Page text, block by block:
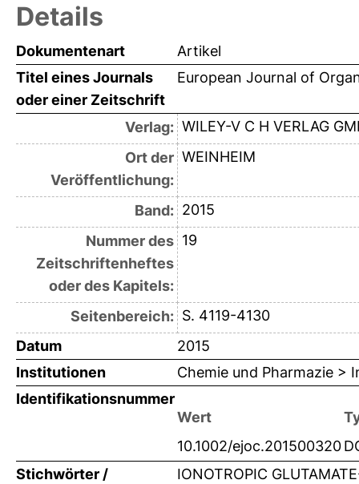
Details
Dokumentenart
Artikel
Titel eines Journals
oder einer Zeitschrift
European Journal of
Verlag: WILEY-V C H VERLAG
Ort der
Veröffentlichung:
WEINHEIM
Band: 2015
Nummer des
Zeitschriftenheftes
oder des Kapitels:
19
Seitenbereich: S. 4119-4130
Datum
2015
Institutionen
Chemie und Pharmazie >
Identifikationsnummer
Wert
10.1002/ejoc.201500320
Stichwörter /
IONOTROPIC